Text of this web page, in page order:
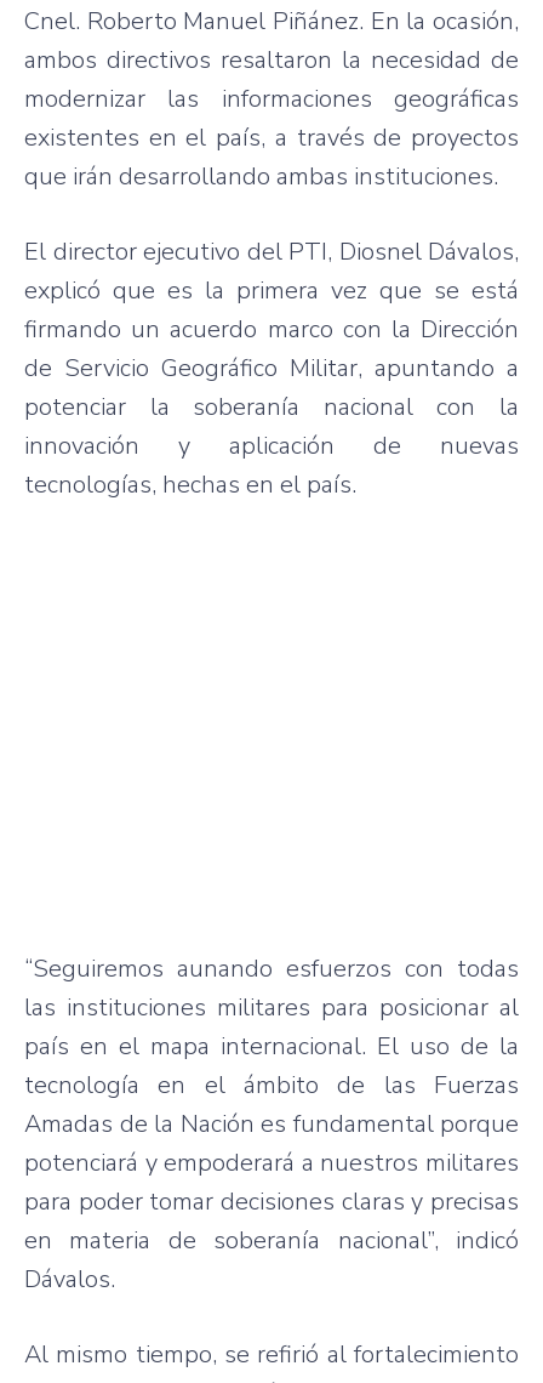
Cnel. Roberto Manuel Piñánez. En la ocasión,
ambos directivos resaltaron la necesidad de
modernizar las informaciones geográficas
existentes en el país, a través de proyectos
que irán desarrollando ambas instituciones.
El director ejecutivo del PTI, Diosnel Dávalos,
explicó que es la primera vez que se está
firmando un acuerdo marco con la Dirección
de Servicio Geográfico Militar, apuntando a
potenciar la soberanía nacional con la
innovación y aplicación de nuevas
tecnologías, hechas en el país.
“Seguiremos aunando esfuerzos con todas
las instituciones militares para posicionar al
país en el mapa internacional. El uso de la
tecnología en el ámbito de las Fuerzas
Amadas de la Nación es fundamental porque
potenciará y empoderará a nuestros militares
para poder tomar decisiones claras y precisas
en materia de soberanía nacional”, indicó
Dávalos.
Al mismo tiempo, se refirió al fortalecimiento